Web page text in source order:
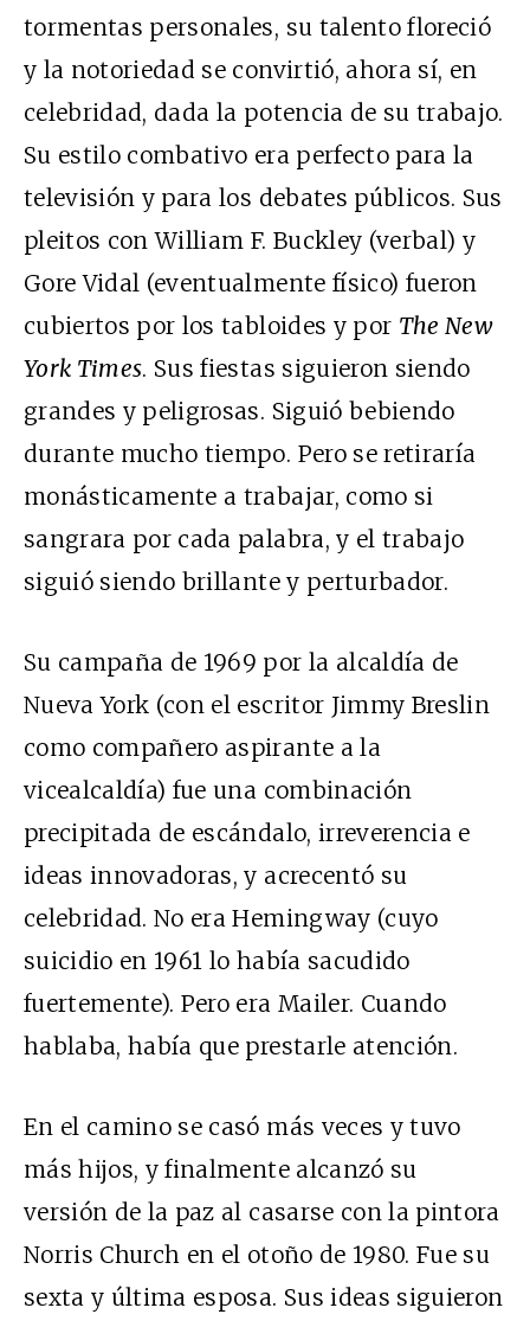
tormentas personales, su talento floreció
y la notoriedad se convirtió, ahora sí, en
celebridad, dada la potencia de su trabajo.
Su estilo combativo era perfecto para la
televisión y para los debates públicos. Sus
pleitos con William F. Buckley (verbal) y
Gore Vidal (eventualmente físico) fueron
cubiertos por los tabloides y por The New
York Times. Sus fiestas siguieron siendo
grandes y peligrosas. Siguió bebiendo
durante mucho tiempo. Pero se retiraría
monásticamente a trabajar, como si
sangrara por cada palabra, y el trabajo
siguió siendo brillante y perturbador.
Su campaña de 1969 por la alcaldía de
Nueva York (con el escritor Jimmy Breslin
como compañero aspirante a la
vicealcaldía) fue una combinación
precipitada de escándalo, irreverencia e
ideas innovadoras, y acrecentó su
celebridad. No era Hemingway (cuyo
suicidio en 1961 lo había sacudido
fuertemente). Pero era Mailer. Cuando
hablaba, había que prestarle atención.
En el camino se casó más veces y tuvo
más hijos, y finalmente alcanzó su
versión de la paz al casarse con la pintora
Norris Church en el otoño de 1980. Fue su
sexta y última esposa. Sus ideas siguieron